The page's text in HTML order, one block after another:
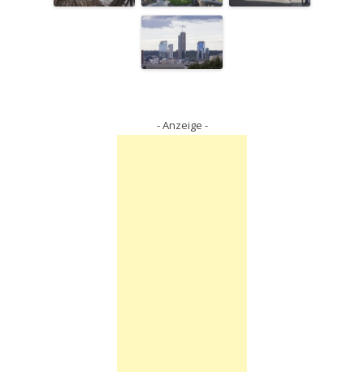
- Anzeige -